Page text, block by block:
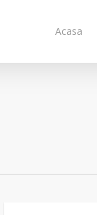
Acasa